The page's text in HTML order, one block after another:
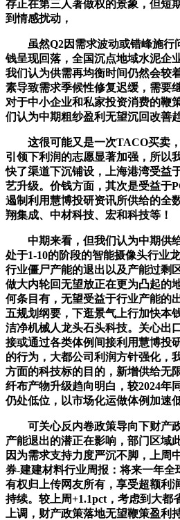
存正在第三人著做权的景象，但短
到情感扰动，
虽然Q2因需求波动或错峰施行
钱呈现回落，全国沉点地域水泥企
我们认为供需再均衡时间仍然会较
素导致需求季候性修复迟缓，需要
对于中小企业和私家投资消费的鞭
们认为中期粗纱盈利无望沉回改善趋
这很可能又是一次TACO买卖，
引领下利润的志愿显著加强，所以
快了渠道下沉铺设，上海港湾受益
艺升级。价钱方面，其次是受益于
遏制利用慧博投研资讯所供给的全
翔集成、中材科技、宏和科技等！
中期来看，但我们认为中期供
处于1-10的阶段的智能摄像头行业
行业僵尸产能的退出以及产能过剩
做大内轮回无望放正在更为凸起的
何条目有，无望受益于行业产能的
五规划纲要，下逛景气上行加快本
洁净机械人龙头石头科技。关心出
接或通过各类体例间接利用慧博投
的行为，大都公司利润方针强化，
方面的科技标的目的，新增供给无
纤布产物升级趋向明白，较2024年
仍处低位，以市场化运做体例加速
可关心反内卷政策导向下财产政
产能退出的潜正在影响，部门区域
因为需求支持力度严沉不脚，上周
券-建建材料行业周报：将来一年全
有权归上传网友所有，享受超额利
持续。较上周+1.1pct，考虑到大都
上调，财产政策落地无望鞭策盈利